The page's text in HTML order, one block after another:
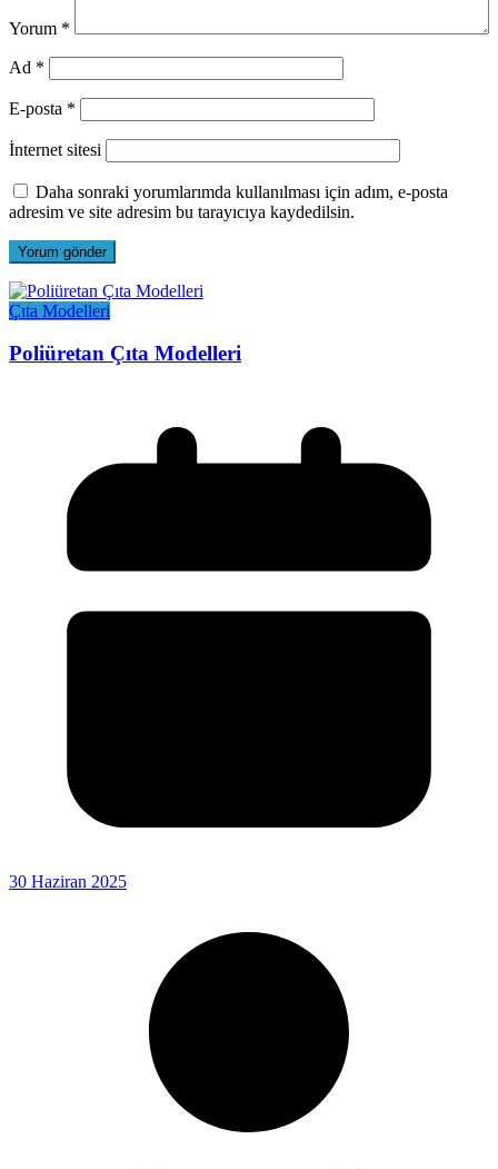
Yorum *
Ad *
E-posta *
İnternet sitesi
Daha sonraki yorumlarımda kullanılması için adım, e-posta
adresim ve site adresim bu tarayıcıya kaydedilsin.
Çıta Modelleri
Poliüretan Çıta Modelleri
30 Haziran 2025